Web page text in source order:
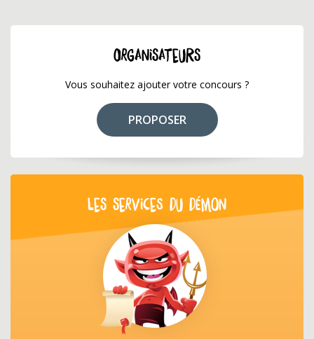
ORGANISATEURS
Vous souhaitez ajouter votre concours ?
PROPOSER
LES SERVICES DU DÉMON